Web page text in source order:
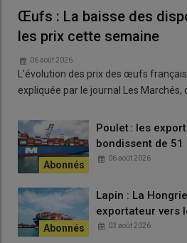
Œufs : La baisse des
les prix cette semaine
06 août 2026
L’évolution des prix des œufs
expliquée par le journal Les Marchés,
Poulet : les
bondissent de 51
06 août 2026
Lapin : La
exportateur vers
03 août 2026